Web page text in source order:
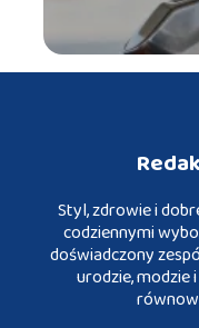
Styl, zdrowie i
codziennymi
doświadczony
urodzie, modzie